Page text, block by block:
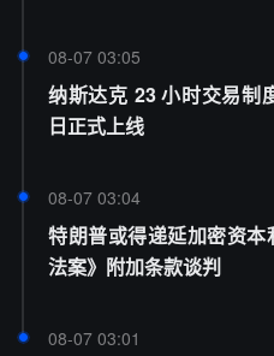
08-07 03:05
纳斯达克 23 小时交易制
日正式上线
08-07 03:04
特朗普或得递延加密资
法案》附加条款谈判
08-07 03:01